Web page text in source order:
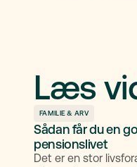
Læs
FAMILIE & ARV
Sådan får du en
pensionslivet
Det er en stor